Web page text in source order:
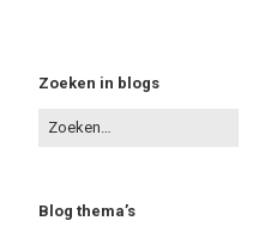
Zoeken in blogs
Blog thema’s